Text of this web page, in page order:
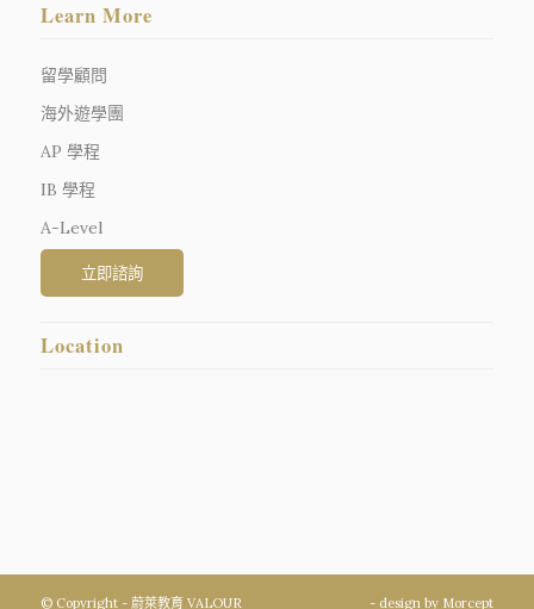
Learn More
留學顧問
海外遊學團
AP 學程
IB 學程
A-Level
Location
© Copyright - 蔚萊教育 VALOUR - design by Morcept